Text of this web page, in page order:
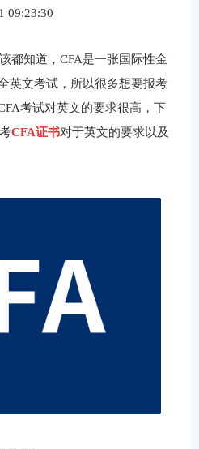
09:23:30
都知道，CFA是一张国际性金
英文考试，所以很多想要报考
考试对英文的要求很高，下
CFA证书对于英文的要求以及